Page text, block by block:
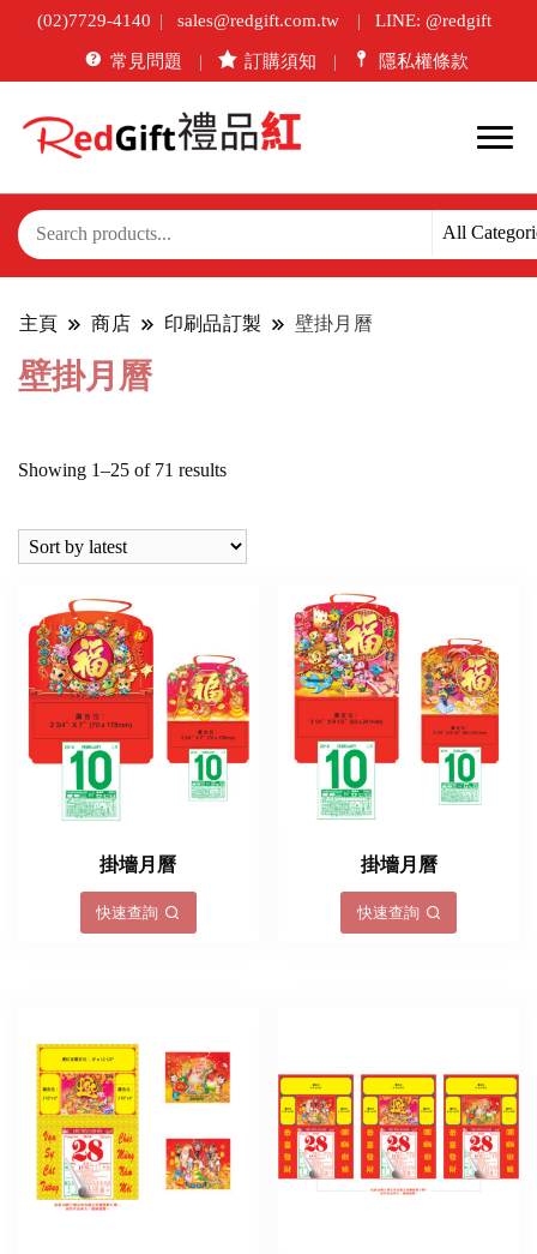
(02)7729-4140 sales@redgift.com.tw LINE: @redgift
常見問題 訂購須知 隱私權條款
主頁 商店 印刷品訂製 壁掛月曆
壁掛月曆
Showing 1–25 of 71 resultsSorted
latest
掛墻月曆
快速查詢
掛墻月曆
快速查詢